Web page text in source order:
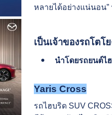
หลายได้อย่างแน่นอน
เป็นเจ้าของรถโต
นำโดยรถยนต์ไ
Yaris Cross
รถไฮบริด SUV